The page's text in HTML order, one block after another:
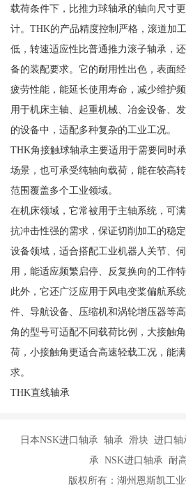
载荷条件下，比推力球轴承的轴向尺寸
计。THK的产品精度控制严格，滚道加
低，转速适应性比普通推力滚子轴承，
备的装配要求。它的耐用性出色，表面
疲劳性能，能延长使用寿命，减少维护
用于机床主轴、起重机械、冶金设备、
的设备中，适配多种复杂的工业工况。
THK角接触球轴承主要适用于需要同时
场景，也可承受纯轴向载荷，能在较高
范围覆盖多个工业领域。
在机床领域，它常被用于主轴系统，可
抗冲击性强的需求，保证切削加工的稳
设备领域，适合搭配工业机器人关节、
用，能适应频繁启停、反复换向的工作
此外，它还广泛应用于风电变桨偏航系
件、导航设备、压缩机和涡轮增压器等
角的型号可适配不同载荷比例，大接触
荷，小接触角更适合高速轻载工况，能
求。
THK直线轴承
日本NSK进口轴承 轴承 滑块 进口
承 NSK进口轴承 耐
版权所有：湖州恩斯凯工